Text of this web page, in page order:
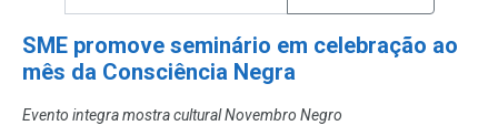
SME promove seminário em celebração ao
mês da Consciência Negra
Evento integra mostra cultural Novembro Negro